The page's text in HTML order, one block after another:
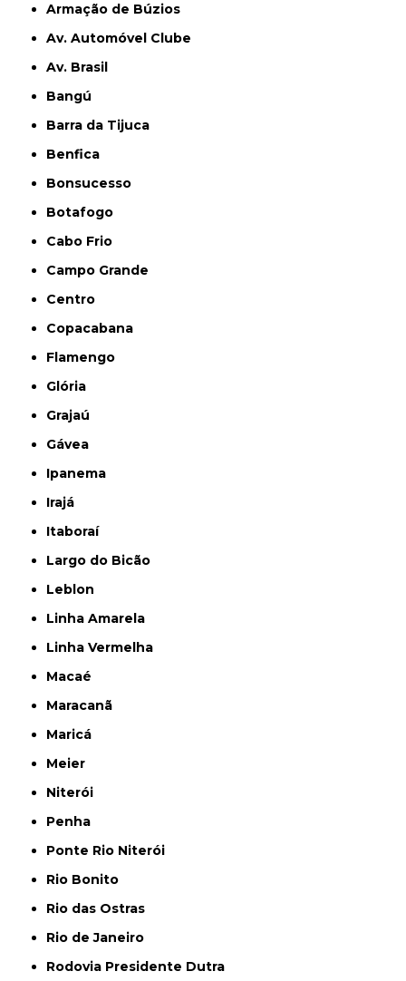
Armação de Búzios
Av. Automóvel Clube
Av. Brasil
Bangú
Barra da Tijuca
Benfica
Bonsucesso
Botafogo
Cabo Frio
Campo Grande
Centro
Copacabana
Flamengo
Glória
Grajaú
Gávea
Ipanema
Irajá
Itaboraí
Largo do Bicão
Leblon
Linha Amarela
Linha Vermelha
Macaé
Maracanã
Maricá
Meier
Niterói
Penha
Ponte Rio Niterói
Rio Bonito
Rio das Ostras
Rio de Janeiro
Rodovia Presidente Dutra